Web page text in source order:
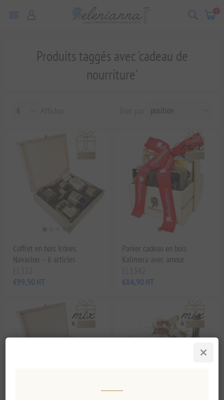
0
Produits taggés avec 'cadeau de
nourriture'
Coffret en bois Icônes
Navarino – 6 articles
€99,90 HT
Panier cadeau en bois
Kalimera avec amour
€84,90 HT